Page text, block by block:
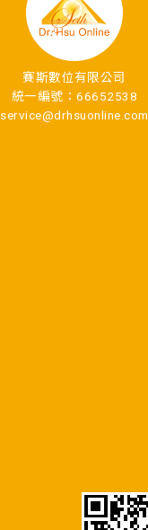
賽斯數位有限公司
統一編號：66652538
service@drhsuonline.com